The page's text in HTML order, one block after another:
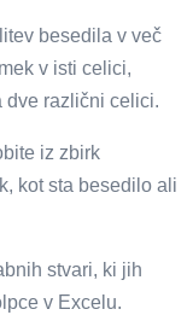
besedila v več
v isti celici,
dve različni celici.
iz zbirk
kot sta besedilo ali
stvari, ki jih
v Excelu.